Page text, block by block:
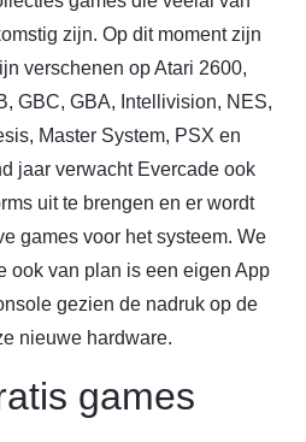
zijn. Op dit moment zijn
verschenen op Atari 2600,
GBC, GBA, Intellivision, NES,
Master System, PSX en
jaar verwacht Evercade ook
uit te brengen en er wordt
games voor het systeem. We
ook van plan is een eigen App
gezien de nadruk op de
nieuwe hardware.
games